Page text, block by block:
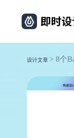
设计文章 > 8个